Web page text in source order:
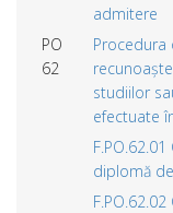
admitere
PO
62
Procedura
studiilor
efectuate
diplomă